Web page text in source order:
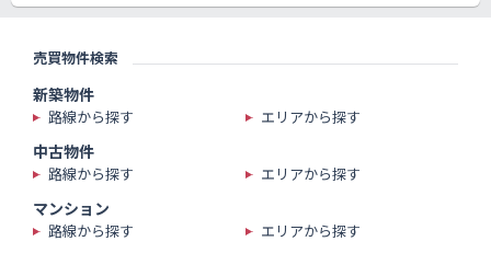
売買物件検索
新築物件
路線から探す エリアから探す
中古物件
路線から探す エリアから探す
マンション
路線から探す エリアから探す